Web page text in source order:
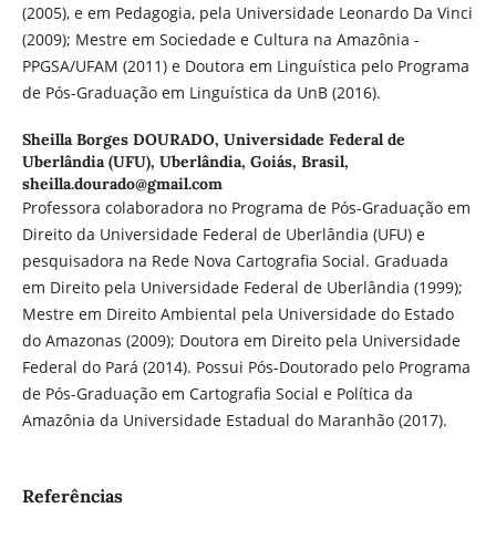
(2005), e em Pedagogia, pela Universidade Leonardo Da Vinci
(2009); Mestre em Sociedade e Cultura na Amazônia -
PPGSA/UFAM (2011) e Doutora em Linguística pelo Programa
de Pós-Graduação em Linguística da UnB (2016).
Sheilla Borges DOURADO, Universidade Federal de
Uberlândia (UFU), Uberlândia, Goiás, Brasil,
sheilla.dourado@gmail.com
Professora colaboradora no Programa de Pós-Graduação em
Direito da Universidade Federal de Uberlândia (UFU) e
pesquisadora na Rede Nova Cartografia Social. Graduada
em Direito pela Universidade Federal de Uberlândia (1999);
Mestre em Direito Ambiental pela Universidade do Estado
do Amazonas (2009); Doutora em Direito pela Universidade
Federal do Pará (2014). Possui Pós-Doutorado pelo Programa
de Pós-Graduação em Cartografia Social e Política da
Amazônia da Universidade Estadual do Maranhão (2017).
Referências